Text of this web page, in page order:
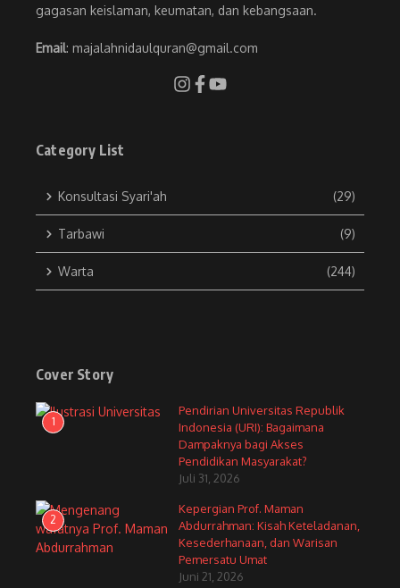
gagasan keislaman, keumatan, dan kebangsaan.
Email: majalahnidaulquran@gmail.com
Category List
Konsultasi Syari'ah (29)
Tarbawi (9)
Warta (244)
Cover Story
1
Pendirian Universitas Republik
Indonesia (URI): Bagaimana
Dampaknya bagi Akses
Pendidikan Masyarakat?
Juli 31, 2026
2
Kepergian Prof. Maman
Abdurrahman: Kisah Keteladanan,
Kesederhanaan, dan Warisan
Pemersatu Umat
Juni 21, 2026